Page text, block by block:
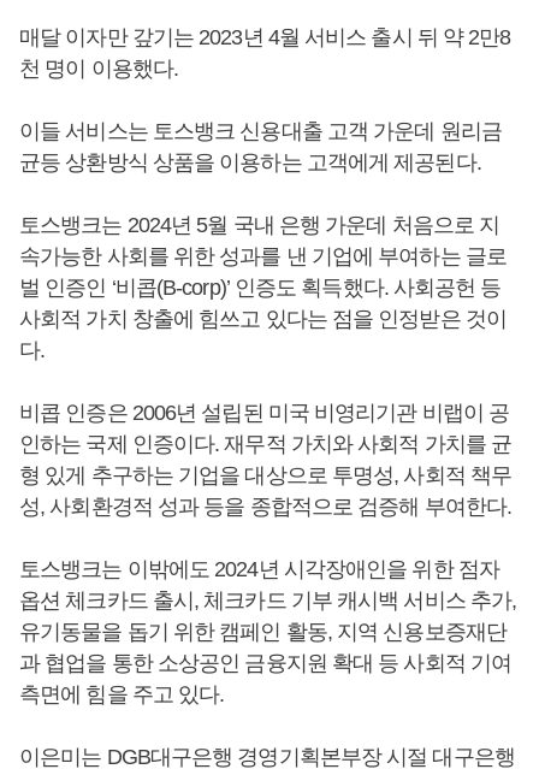
매달 이자만 갚기는 2023년 4월 서비스 출시 뒤 약 2만8
천 명이 이용했다.
이들 서비스는 토스뱅크 신용대출 고객 가운데 원리금
균등 상환방식 상품을 이용하는 고객에게 제공된다.
토스뱅크는 2024년 5월 국내 은행 가운데 처음으로 지
속가능한 사회를 위한 성과를 낸 기업에 부여하는 글로
벌 인증인 ‘비콥(B-corp)’ 인증도 획득했다. 사회공헌 등
사회적 가치 창출에 힘쓰고 있다는 점을 인정받은 것이
다.
비콥 인증은 2006년 설립된 미국 비영리기관 비랩이 공
인하는 국제 인증이다. 재무적 가치와 사회적 가치를 균
형 있게 추구하는 기업을 대상으로 투명성, 사회적 책무
성, 사회환경적 성과 등을 종합적으로 검증해 부여한다.
토스뱅크는 이밖에도 2024년 시각장애인을 위한 점자
옵션 체크카드 출시, 체크카드 기부 캐시백 서비스 추가,
유기동물을 돕기 위한 캠페인 활동, 지역 신용보증재단
과 협업을 통한 소상공인 금융지원 확대 등 사회적 기여
측면에 힘을 주고 있다.
이은미는 DGB대구은행 경영기획본부장 시절 대구은행